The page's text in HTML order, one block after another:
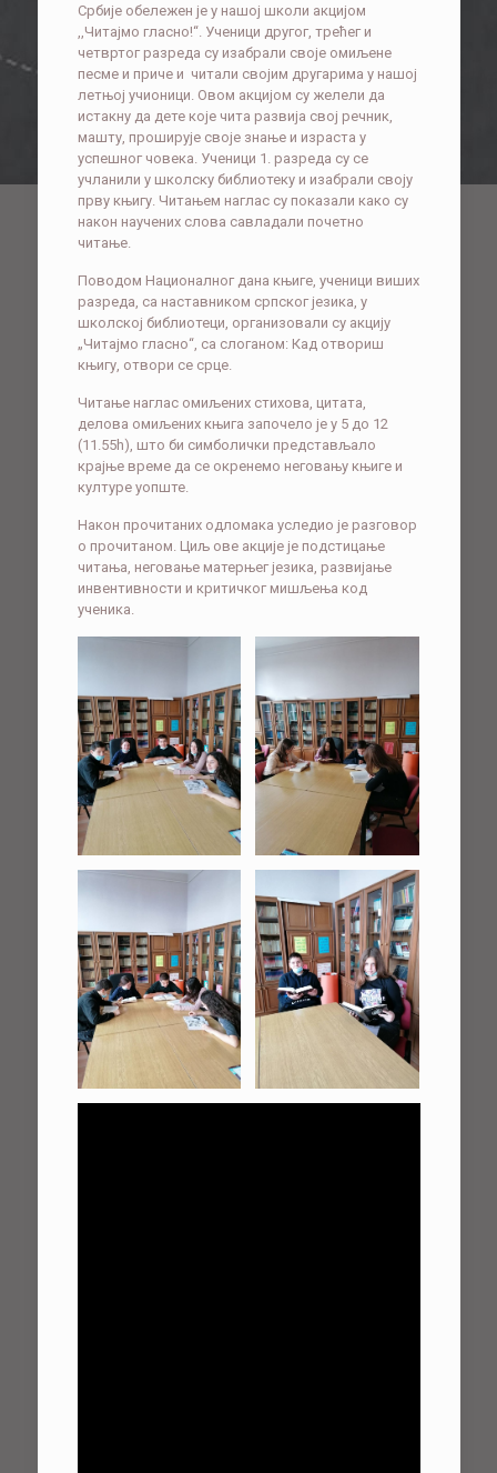
Србије обележен је у нашој школи акцијом
,,Читајмо гласно!“. Ученици другог, трећег и
четвртог разреда су изабрали своје омиљене
песме и приче и читали својим другарима у нашој
летњој учионици. Овом акцијом су желели да
истакну да дете које чита развија свој речник,
машту, проширује своје знање и израста у
успешног човека. Ученици 1. разреда су се
учланили у школску библиотеку и изабрали своју
прву књигу. Читањем наглас су показали како су
након научених слова савладали почетно
читање.
Поводом Националног дана књиге, ученици виших
разреда, са наставником српског језика, у
школској библиотеци, организовали су акцију
„Читајмо гласно“, са слоганом: Кад отвориш
књигу, отвори се срце.
Читање наглас омиљених стихова, цитата,
делова омиљених књига започело је у 5 до 12
(11.55h), што би симболички представљало
крајње време да се окренемо неговању књиге и
културе уопште.
Након прочитаних одломака уследио је разговор
о прочитаном. Циљ ове акције је подстицање
читања, неговање матерњег језика, развијање
инвентивности и критичког мишљења код
ученика.